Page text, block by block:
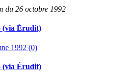
du 26 octobre 1992
(via Érudit)
1992 (0)
(via Érudit)